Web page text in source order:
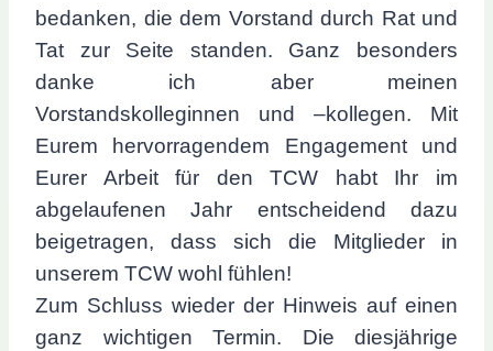
bedanken, die dem Vorstand durch Rat und
Tat zur Seite standen. Ganz besonders
danke ich aber meinen
Vorstandskolleginnen und –kollegen. Mit
Eurem hervorragendem Engagement und
Eurer Arbeit für den TCW habt Ihr im
abgelaufenen Jahr entscheidend dazu
beigetragen, dass sich die Mitglieder in
unserem TCW wohl fühlen!
Zum Schluss wieder der Hinweis auf einen
ganz wichtigen Termin. Die diesjährige